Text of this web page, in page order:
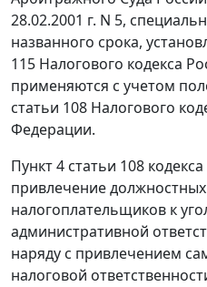
28.02.2001 г. N 5,
названного срока,
115 Налогового кодекса
применяются с учетом
статьи 108 Налогового
Федерации.
Пункт 4 статьи 108
привлечение
налогоплательщиков к
административной
наряду с привлечением
налоговой